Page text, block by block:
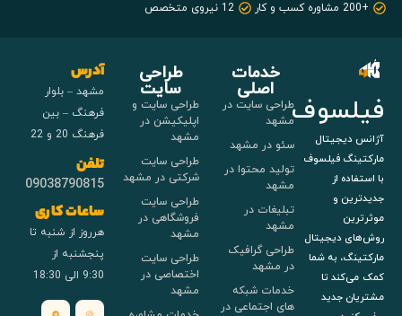
+200 مشاوره کسب و کار
12 نیروی متخصص
فیلسوف
آژانس دیجیتال
مارکتینگ فیلسوف
با استفاده از
جدیدترین و
موثرترین
روش‌های دیجیتال
مارکتینگ، به شما
کمک می‌کند تا
مشتریان جدید
خدمات
اصلی
طراحی سایت در
مشهد
سئو در مشهد
تولید محتوا در
مشهد
تبلیغات در
مشهد
طراحی گرافیک
در مشهد
خدمات شبکه
های اجتماعی در
طراحی
سایت
طراحی سایت و
اپلیکیشن در
مشهد
طراحی سایت
شرکتی در مشهد
طراحی سایت
فروشگاهی در
مشهد
طراحی سایت
اختصاصی در
مشهد
آدرس
مشهد – بلوار
فرهنگ – بین
فرهنگ 20 و 22
تلفن
09038790815
ساعات کاری
هرروز از شنبه تا
پنجشنبه از
9:30 الی 18:30